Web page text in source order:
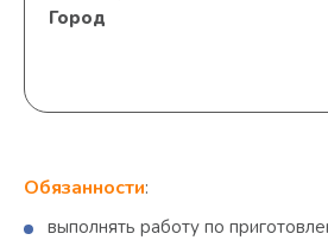
Город
Обязанности:
выполнять работу по